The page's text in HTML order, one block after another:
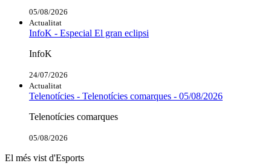
05/08/2026
Actualitat
InfoK - Especial El gran eclipsi
InfoK
24/07/2026
Actualitat
Telenotícies - Telenotícies comarques - 05/08/2026
Telenotícies comarques
05/08/2026
El més vist d'Esports